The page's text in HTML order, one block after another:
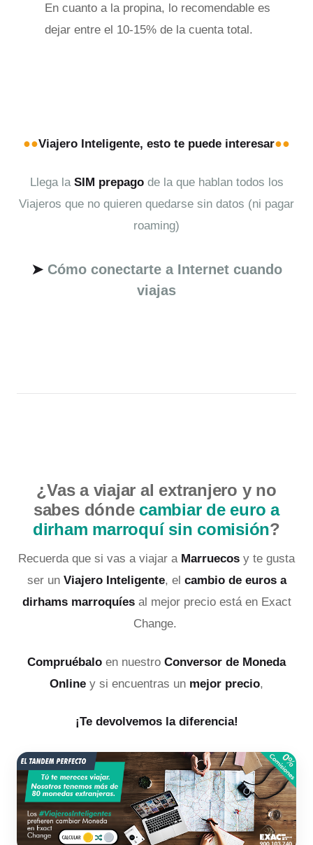
En cuanto a la propina, lo recomendable es
dejar entre el 10-15% de la cuenta total.
●●Viajero Inteligente, esto te puede interesar●●
Llega la SIM prepagode la que hablan todos los
Viajeros que no quieren quedarse sin datos (ni pagar
roaming)
➤ Cómo conectarte a Internet cuando
viajas
¿Vas a viajar al extranjero y no
sabes dónde cambiar de euro a
dirham marroquí sin comisión?
Recuerda que si vas a viajar a Marruecos y te gusta
ser un Viajero Inteligente, el cambio de euros a
dirhams marroquíesal mejor precio está en Exact
Change.
Compruébalo en nuestro Conversor de Moneda
Online y si encuentras un mejor precio,
¡Te devolvemos la diferencia!